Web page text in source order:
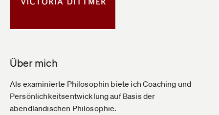
Über mich
Als examinierte Philosophin biete ich Coaching und
Persönlichkeitsentwicklung auf Basis der
abendländischen Philosophie.